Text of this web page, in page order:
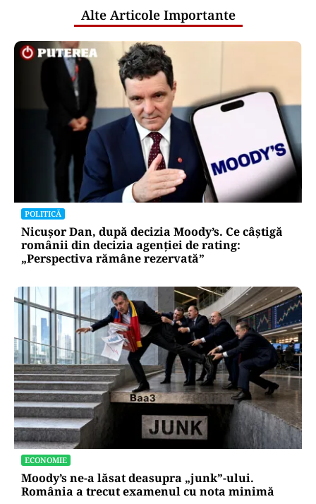
Alte Articole Importante
POLITICĂ
Nicușor Dan, după decizia Moody’s. Ce câștigă
românii din decizia agenției de rating:
„Perspectiva rămâne rezervată”
ECONOMIE
Moody’s ne-a lăsat deasupra „junk”-ului.
România a trecut examenul cu nota minimă